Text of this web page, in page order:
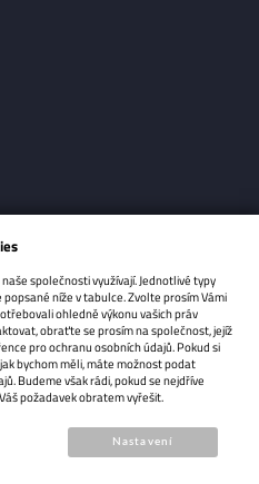
s.r.o.Všechna práva vyhrazena.
eshopů
společnosti využívají. Jednotlivé typy
níže v tabulce. Zvolte prosím Vámi
ohledně výkonu vašich práv
obraťte se prosím na společnost, jejíž
pro ochranu osobních údajů. Pokud si
bychom měli, máte možnost podat
Budeme však rádi, pokud se nejdříve
požadavek obratem vyřešit.
Nastavení